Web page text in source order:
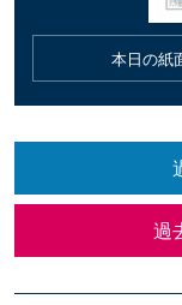
本日の紙
過